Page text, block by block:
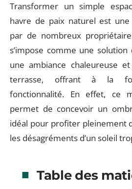
Transformer un simple
havre de paix naturel est une
par de nombreux
s’impose comme une
une ambiance chaleureuse
terrasse, offrant à la
fonctionnalité. En effet, ce
permet de concevoir un
idéal pour profiter pleinement
les désagréments d’un soleil
Table des